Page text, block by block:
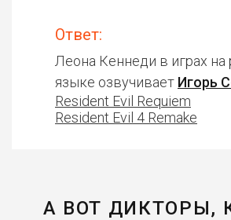
Ответ:
Леона Кеннеди в играх на
языке озвучивает Игорь
Resident Evil Requiem
Resident Evil 4 Remake
А ВОТ ДИКТОРЫ,